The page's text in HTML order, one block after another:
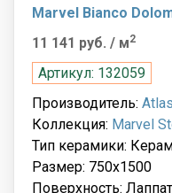
Marvel Bianco
11 141 руб. / м2
Артикул: 132059
Производитель:
Коллекция: Marvel
Тип керамики:
Размер: 750x1500
Поверхность: